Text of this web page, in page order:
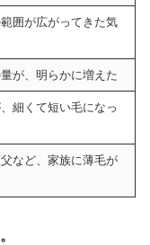
囲が広がってきた気
が、明らかに増えた
細くて短い毛になっ
など、家族に薄毛が